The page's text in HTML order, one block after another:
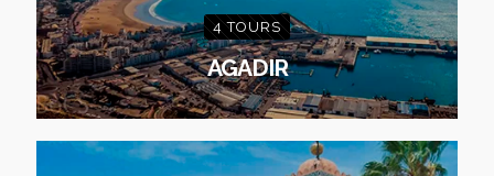
4 TOURS
AGADIR